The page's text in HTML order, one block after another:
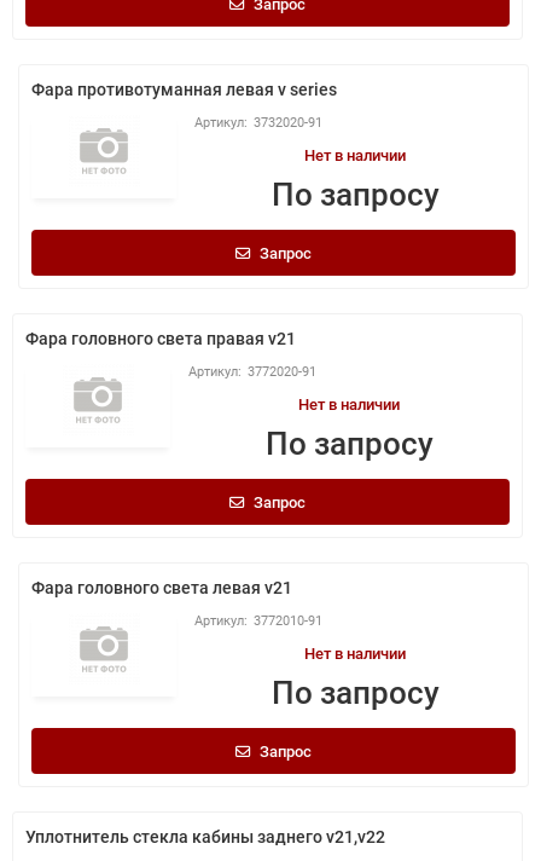
Запрос
Фара противотуманная левая v series
3732020-91
Нет в наличии
По запросу
Запрос
Фара головного света правая v21
3772020-91
Нет в наличии
По запросу
Запрос
Фара головного света левая v21
3772010-91
Нет в наличии
По запросу
Запрос
Уплотнитель стекла кабины заднего v21,v22